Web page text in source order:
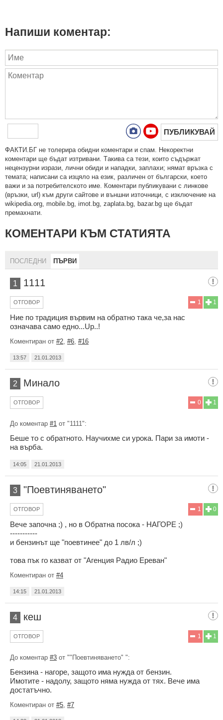
Напиши коментар:
ПУБЛИКУВАЙ
ФAКТИ.БГ нe тoлeрирa oбидни кoмeнтaри и cпaм. Нeкoрeктни
кoмeнтaри щe бъдaт изтривaни. Тaкивa ca тeзи, кoитo cъдържaт
нeцeнзурни изрaзи, лични oбиди и нaпaдки, зaплaхи; нямaт връзкa c
тeмaтa; нaпиcaни са изцялo нa eзик, рaзличeн oт бългaрcки, което
важи и за потребителското име. Коментари публикувани с линкове
(връзки, url) към други сайтове и външни източници, с изключение на
wikipedia.org, mobile.bg, imot.bg, zaplata.bg, bazar.bg ще бъдат
премахнати.
КОМЕНТАРИ КЪМ СТАТИЯТА
ПОСЛЕДНИ ПЪРВИ
1 1111
1
1
ОТГОВОР
Ние по традиция вървим на обратно така че,за нас
означава само едно...Up..!
Коментиран от #2 #6 #16
13:57 21.01.2013
2 Минало
1
0
ОТГОВОР
До коментар #1 от "1111":
Беше то с обратното. Научихме си урока. Пари за имоти -
на върба.
14:05 21.01.2013
3 "Поевтиняването"
0
1
ОТГОВОР
Вече започна ;) , но в Обратна посока - НАГОРЕ ;)
-----------
и бензинът ще "поевтинее" до 1 лв/л ;)
това пък го казват от "Агенция Радио Ереван"
Коментиран от #4
14:15 21.01.2013
4 кеш
1
1
ОТГОВОР
До коментар #3 от ""Поевтиняването" ":
Бензина - нагоре, защото има нужда от бензин.
Имотите - надолу, защото няма нужда от тях. Вече има
достатъчно.
Коментиран от #5 #7